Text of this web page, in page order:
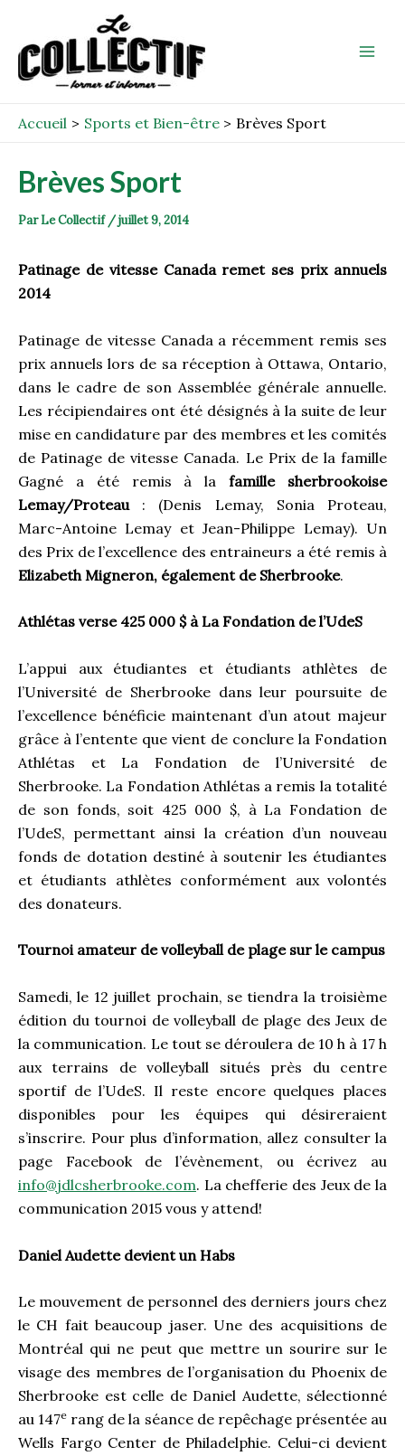
contenu
Accueil Sports et Bien-être Brèves Sport
Brèves Sport
ParLe Collectif /juillet 9, 2014
Patinage de vitesse Canada remet ses prix annuels
2014
Patinage de vitesse Canada a récemment remis ses
prix annuels lors de sa réception à Ottawa, Ontario,
dans le cadre de son Assemblée générale annuelle.
Les récipiendaires ont été désignés à la suite de leur
mise en candidature par des membres et les comités
de Patinage de vitesse Canada. Le Prix de la famille
Gagné a été remis à lafamille sherbrookoise
Lemay/Proteau : (Denis Lemay, Sonia Proteau,
Marc-Antoine Lemay et Jean-Philippe Lemay). Un
des Prix de l’excellence des entraineurs a été remis à
Elizabeth Migneron, également de Sherbrooke.
Athlétas verse 425 000 $ à La Fondation de l’UdeS
L’appui aux étudiantes et étudiants athlètes de
l’Université de Sherbrooke dans leur poursuite de
l’excellence bénéficie maintenant d’un atout majeur
grâce à l’entente que vient de conclure la Fondation
Athlétas et La Fondation de l’Université de
Sherbrooke. La Fondation Athlétas a remis la totalité
de son fonds, soit 425 000 $, à La Fondation de
l’UdeS, permettant ainsi la création d’un nouveau
fonds de dotation destiné à soutenir les étudiantes
et étudiants athlètes conformément aux volontés
des donateurs.
Tournoi amateur de volleyball de plage sur le campus
Samedi, le 12 juillet prochain, se tiendra la troisième
édition du tournoi de volleyball de plage des Jeux de
la communication. Le tout se déroulera de 10 h à 17 h
aux terrains de volleyball situés près du centre
sportif de l’UdeS. Il reste encore quelques places
disponibles pour les équipes qui désireraient
s’inscrire. Pour plus d’information, allez consulter la
page Facebook de l’évènement, ou écrivez au
info@jdlcsherbrooke.com. La chefferie des Jeux de la
communication 2015 vous y attend!
Daniel Audette devient un Habs
Le mouvement de personnel des derniers jours chez
le CH fait beaucoup jaser. Une des acquisitions de
Montréal qui ne peut que mettre un sourire sur le
visage des membres de l’organisation du Phoenix de
Sherbrooke est celle de Daniel Audette, sélectionné
au 147e rang de la séance de repêchage présentée au
Wells Fargo Center de Philadelphie. Celui-ci devient
navigation